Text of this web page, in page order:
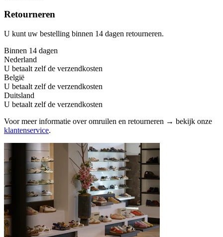
Retourneren
U kunt uw bestelling binnen 14 dagen retourneren.
Binnen 14 dagen
Nederland
U betaalt zelf de verzendkosten
België
U betaalt zelf de verzendkosten
Duitsland
U betaalt zelf de verzendkosten
Voor meer informatie over omruilen en retourneren → bekijk onze
klantenservice.